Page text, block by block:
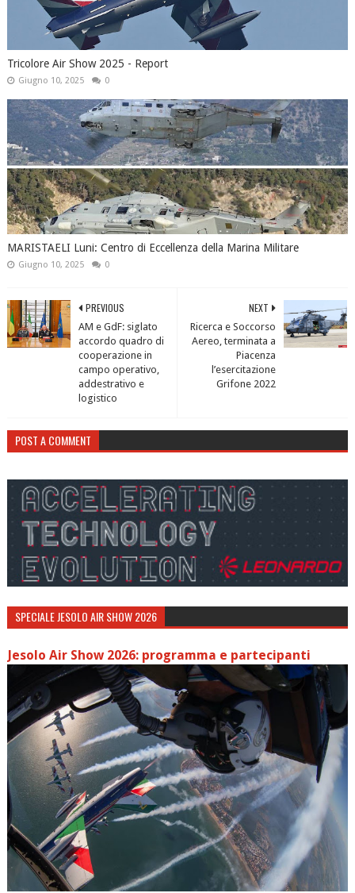
Tricolore Air Show 2025 - Report
Giugno 10, 2025 0
MARISTAELI Luni: Centro di Eccellenza della Marina Militare
Giugno 10, 2025 0
NEXT
Ricerca e Soccorso
Aereo, terminata a
Piacenza
l’esercitazione
Grifone 2022
PREVIOUS
AM e GdF: siglato
accordo quadro di
cooperazione in
campo operativo,
addestrativo e
logistico
POST A COMMENT
SPECIALE JESOLO AIR SHOW 2026
Jesolo Air Show 2026: programma e partecipanti